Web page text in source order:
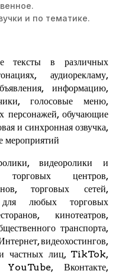
и по тематике.
тексты в различных
аудиорекламу,
информацию,
голосовые меню,
персонажей, обучающие
и синхронная озвучка,
мероприятий
видеоролики и
центров,
торговых сетей,
для любых торговых
кинотеатров,
транспорта,
видеохостингов,
частных лиц, TikTok,
YouTube,Вконтакте,